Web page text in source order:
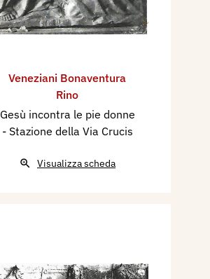
Veneziani Bonaventura
Rino
Gesù incontra le pie donne
- Stazione della Via Crucis
Visualizza scheda